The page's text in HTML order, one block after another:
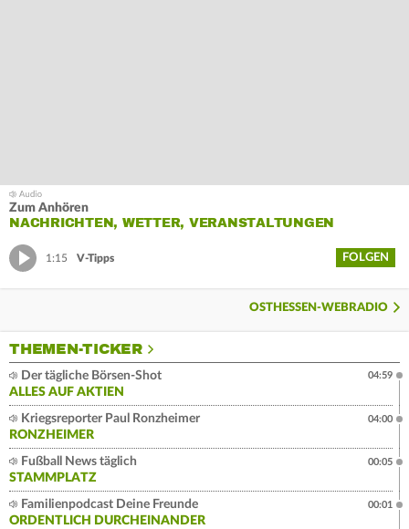
Zum Anhören
NACHRICHTEN, WETTER, VERANSTALTUNGEN
1:15 V-Tipps FOLGEN
OSTHESSEN-WEBRADIO
THEMEN-TICKER
Der tägliche Börsen-Shot
ALLES AUF AKTIEN
04:59
Kriegsreporter Paul Ronzheimer
RONZHEIMER
04:00
Fußball News täglich
STAMMPLATZ
00:05
Familienpodcast Deine Freunde
ORDENTLICH DURCHEINANDER
00:01